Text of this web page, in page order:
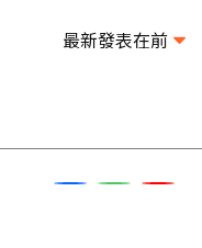
最新發表在前